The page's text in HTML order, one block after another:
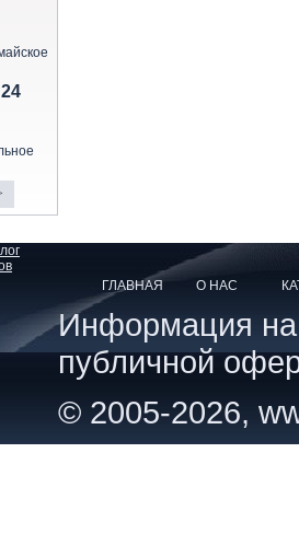
ГЛАВНАЯ О НАС
Информация на
публичной
© 2005-2026,